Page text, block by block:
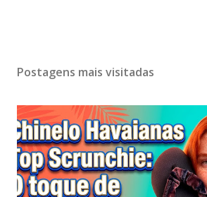
Postagens mais visitadas